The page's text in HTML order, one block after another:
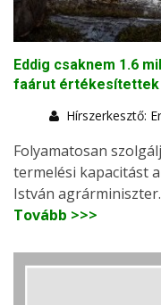
Eddig csaknem 1.6
faárut értékesítettek
Hírszerkesztő:
Folyamatosan
termelési kapacitást
István agrárminiszter.
Tovább >>>